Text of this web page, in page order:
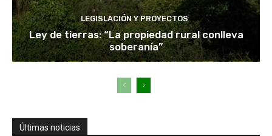
LEGISLACIÓN Y PROYECTOS
Ley de tierras: “La propiedad rural conlleva
soberanía”
Últimas noticias